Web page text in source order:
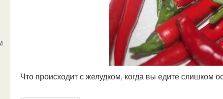
Что происходит с желудком, когда вы едите слишком